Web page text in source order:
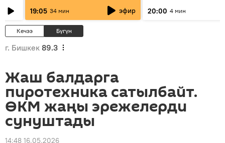
19:05 34 мин эфир
20:00 4 мин
Кечээ Бүгүн
г. Бишкек 89.3
Жаш балдарга
пиротехника сатылбайт.
ӨКМ жаңы эрежелерди
сунуштады
14:48 16.05.2026